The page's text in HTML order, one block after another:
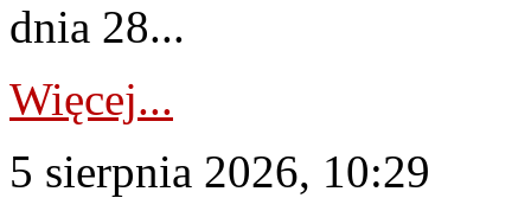
dnia 28...
Więcej...
5 sierpnia 2026, 10:29